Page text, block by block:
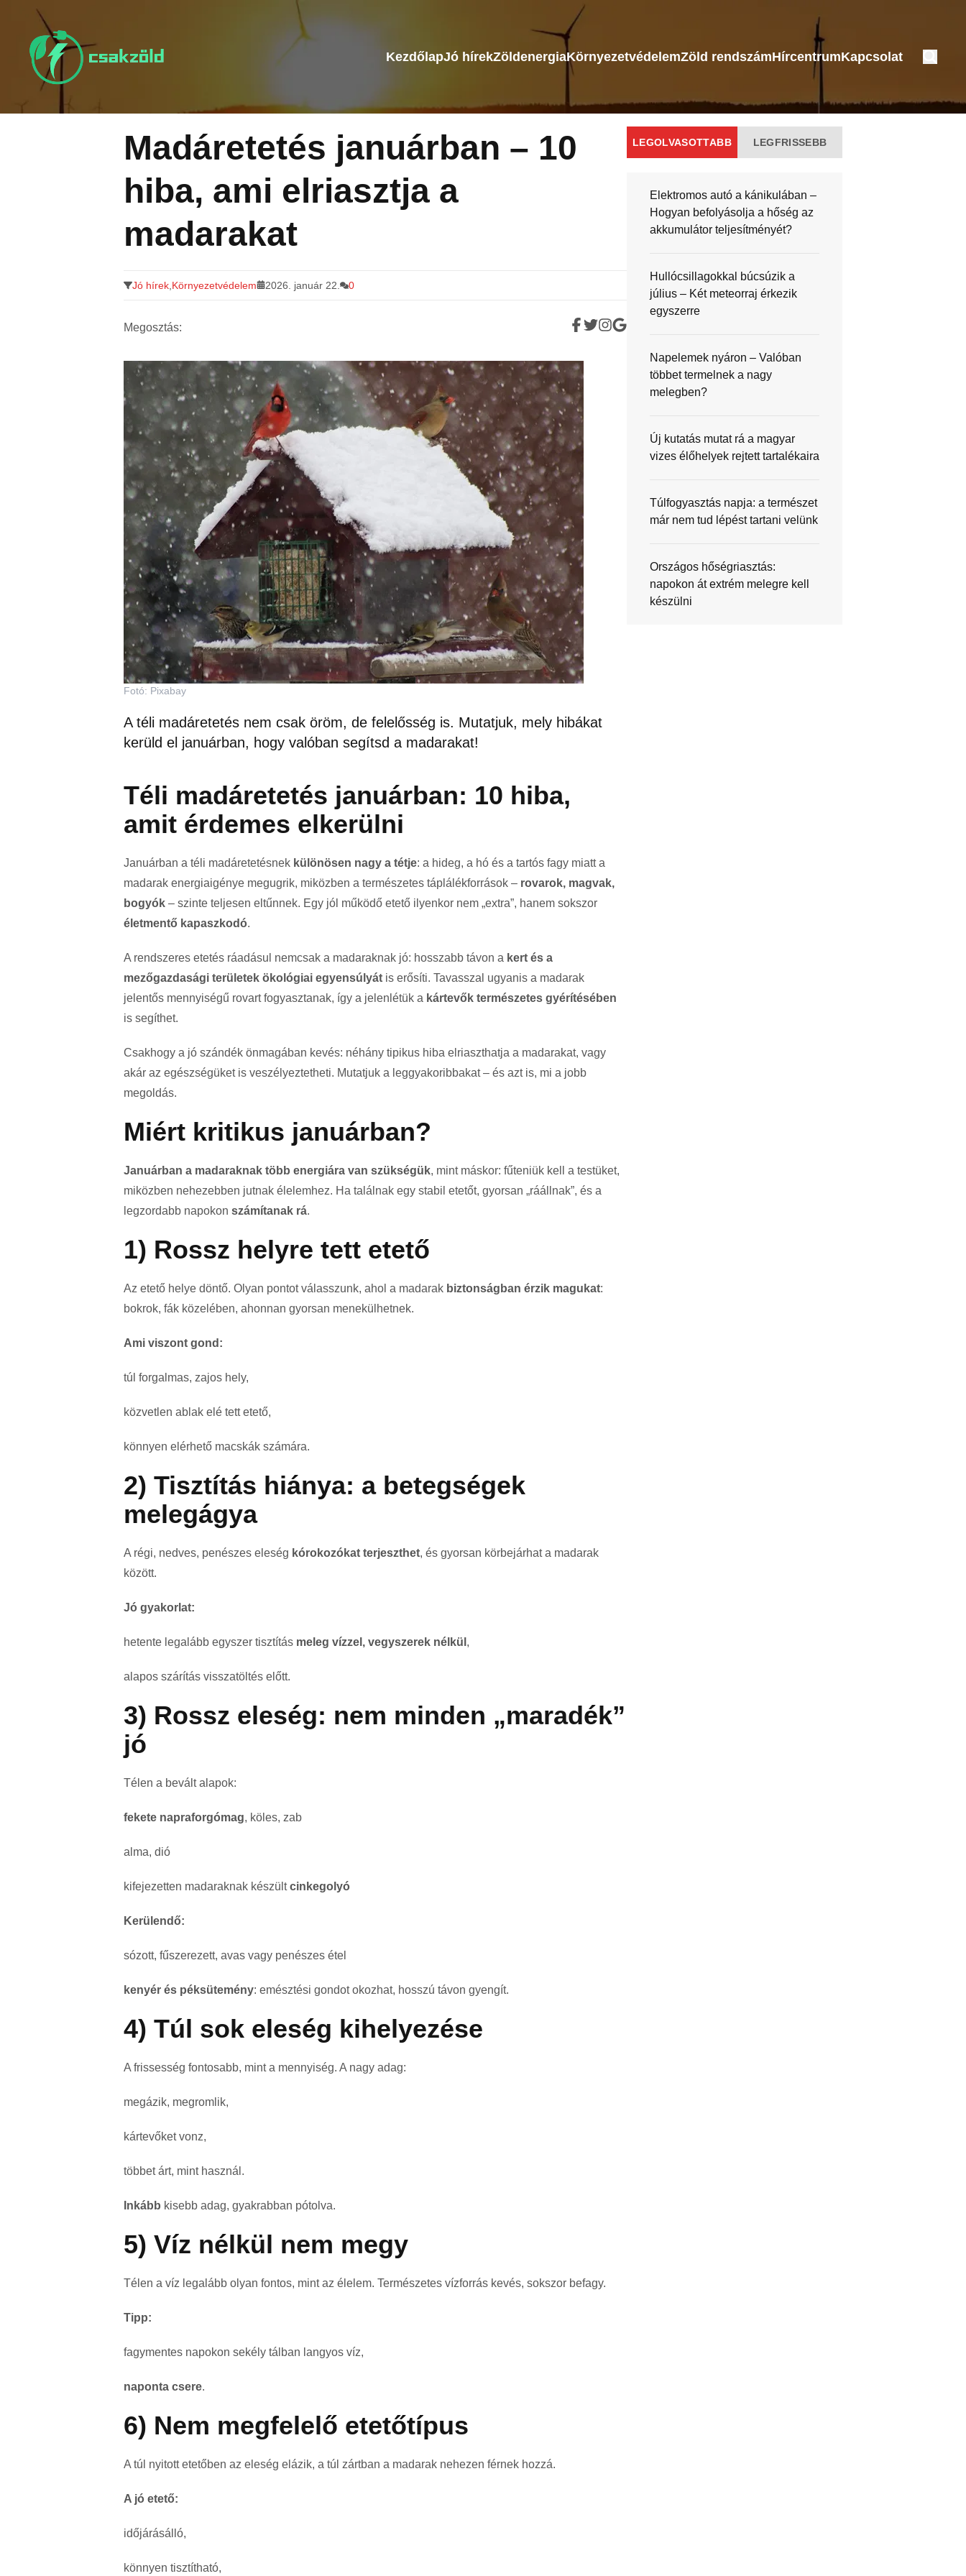
a
KezdőlapJó hírekZöldenergiaKörnyezetvédelemZöld rendszámHírcentrumKapcsolat
Madáretetés januárban – 10
hiba, ami elriasztja a
madarakat
Jó hírek Környezetvédelem 2026. január 22. 0
Megosztás:
Fotó: Pixabay
A téli madáretetés nem csak öröm, de felelősség is. Mutatjuk, mely hibákat
kerüld el januárban, hogy valóban segítsd a madarakat!
Téli madáretetés januárban: 10 hiba,
amit érdemes elkerülni
Januárban a téli madáretetésnek különösen nagy a tétje: a hideg, a hó és a tartós fagy miatt a
madarak energiaigénye megugrik, miközben a természetes táplálékforrások – rovarok, magvak,
bogyók – szinte teljesen eltűnnek. Egy jól működő etető ilyenkor nem „extra”, hanem sokszor
életmentő kapaszkodó.
A rendszeres etetés ráadásul nemcsak a madaraknak jó: hosszabb távon a kert és a
mezőgazdasági területek ökológiai egyensúlyát is erősíti. Tavasszal ugyanis a madarak
jelentős mennyiségű rovart fogyasztanak, így a jelenlétük a kártevők természetes gyérítésében
is segíthet.
Csakhogy a jó szándék önmagában kevés: néhány tipikus hiba elriaszthatja a madarakat, vagy
akár az egészségüket is veszélyeztetheti. Mutatjuk a leggyakoribbakat – és azt is, mi a jobb
megoldás.
Miért kritikus januárban?
Januárban a madaraknak több energiára van szükségük, mint máskor: fűteniük kell a testüket,
miközben nehezebben jutnak élelemhez. Ha találnak egy stabil etetőt, gyorsan „ráállnak”, és a
legzordabb napokon számítanak rá.
1) Rossz helyre tett etető
Az etető helye döntő. Olyan pontot válasszunk, ahol a madarak biztonságban érzik magukat:
bokrok, fák közelében, ahonnan gyorsan menekülhetnek.
Ami viszont gond:
túl forgalmas, zajos hely,
közvetlen ablak elé tett etető,
könnyen elérhető macskák számára.
2) Tisztítás hiánya: a betegségek
melegágya
A régi, nedves, penészes eleség kórokozókat terjeszthet, és gyorsan körbejárhat a madarak
között.
Jó gyakorlat:
hetente legalább egyszer tisztítás meleg vízzel, vegyszerek nélkül ,
alapos szárítás visszatöltés előtt.
3) Rossz eleség: nem minden „maradék”
jó
Télen a bevált alapok:
fekete napraforgómag, köles, zab
alma, dió
kifejezetten madaraknak készültcinkegolyó
Kerülendő:
sózott, fűszerezett, avas vagy penészes étel
kenyér és péksütemény: emésztési gondot okozhat, hosszú távon gyengít.
4) Túl sok eleség kihelyezése
A frissesség fontosabb, mint a mennyiség. A nagy adag:
megázik, megromlik,
kártevőket vonz,
többet árt, mint használ.
Inkább kisebb adag, gyakrabban pótolva.
5) Víz nélkül nem megy
Télen a víz legalább olyan fontos, mint az élelem. Természetes vízforrás kevés, sokszor befagy.
Tipp:
fagymentes napokon sekély tálban langyos víz,
naponta csere.
6) Nem megfelelő etetőtípus
A túl nyitott etetőben az eleség elázik, a túl zártban a madarak nehezen férnek hozzá.
A jó etető:
időjárásálló,
könnyen tisztítható,
LEGOLVASOTTABB LEGFRISSEBB
Elektromos autó a kánikulában –
Hogyan befolyásolja a hőség az
akkumulátor teljesítményét?
Hullócsillagokkal búcsúzik a
július – Két meteorraj érkezik
egyszerre
Napelemek nyáron – Valóban
többet termelnek a nagy
melegben?
Új kutatás mutat rá a magyar
vizes élőhelyek rejtett tartalékaira
Túlfogyasztás napja: a természet
már nem tud lépést tartani velünk
Országos hőségriasztás:
napokon át extrém melegre kell
készülni